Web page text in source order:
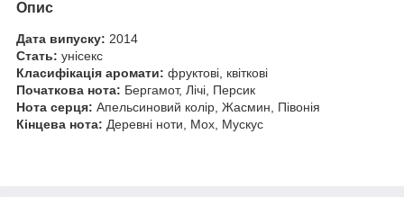
Опис
Дата випуску: 2014
Стать: унісекс
Класифікація аромати: фруктові, квіткові
Початкова нота: Бергамот, Лічі, Персик
Нота серця: Апельсиновий колір, Жасмин, Півонія
Кінцева нота: Деревні ноти, Мох, Мускус